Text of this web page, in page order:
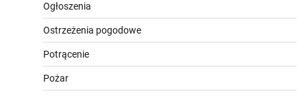
Ogłoszenia
Ostrzeżenia pogodowe
Potrącenie
Pożar